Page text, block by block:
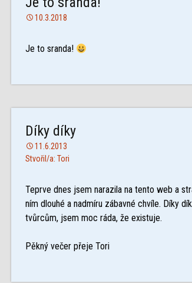
10.3.2018
Je to sranda!
Díky díky
11.6.2013
Stvořil/a: Tori
Teprve dnes jsem narazila na tento web a
ním dlouhé a nadmíru zábavné chvíle. Díky
tvůrcům, jsem moc ráda, že existuje.
Pěkný večer přeje Tori